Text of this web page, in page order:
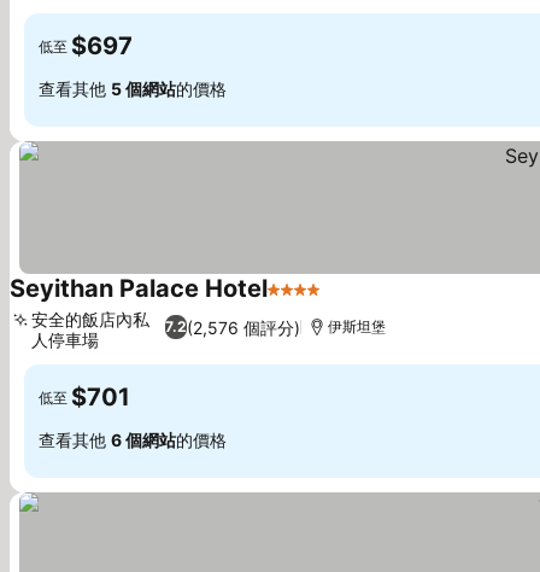
低至 $697
查看其他 5 個網站的價格
Seyithan Palace Hotel4 星級
7.2(2,576 個評分)
安全的飯店內私
人停車場
伊斯坦堡
低至 $701
查看其他 6 個網站的價格